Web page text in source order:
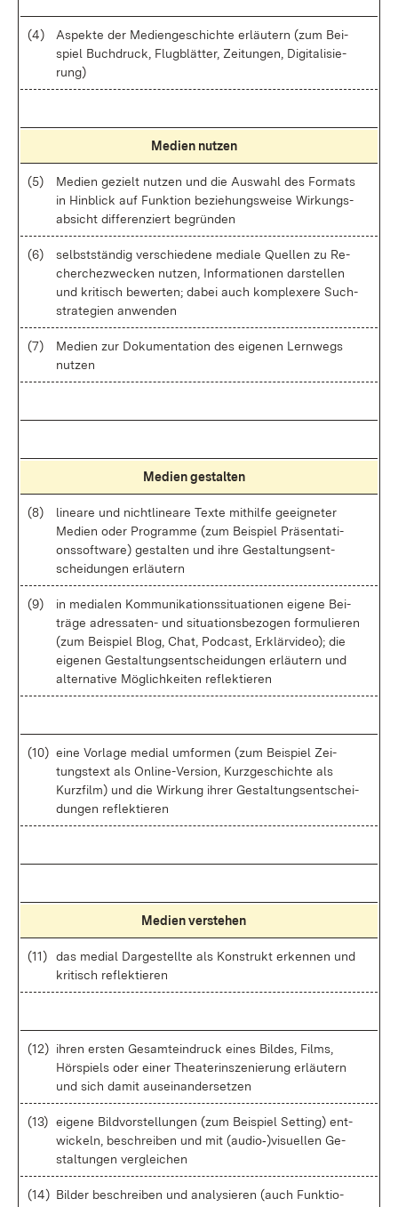
(4)
As­pek­te der Me­di­en­ge­schich­te er­läu­tern (zum Bei­
spiel Buch­druck, Flug­blät­ter, Zei­tun­gen, Di­gi­ta­li­sie­
rung)
Me­di­en nut­zen
(5)
Me­di­en ge­zielt nut­zen und die Aus­wahl des For­mats
in Hin­blick auf Funk­ti­on be­zie­hungs­wei­se Wir­kungs­
ab­sicht dif­fe­ren­ziert be­grün­den
(6)
selbst­stän­dig ver­schie­de­ne me­dia­le Quel­len zu Re­
cher­che­zwe­cken nut­zen, In­for­ma­tio­nen dar­stel­len
und kri­tisch be­wer­ten; da­bei auch kom­ple­xe­re Such­
stra­te­gi­en an­wen­den
(7)
Me­di­en zur Do­ku­men­ta­ti­on des ei­ge­nen Lern­wegs
nut­zen
Me­di­en ge­stal­ten
(8)
li­nea­re und nicht­li­nea­re Tex­te mit­hil­fe ge­eig­ne­ter
Me­di­en oder Pro­gram­me (zum Bei­spiel Prä­sen­ta­ti­
ons­soft­ware) ge­stal­ten und ih­re Ge­stal­tungs­ent­
schei­dun­gen er­läu­tern
(9)
in me­dia­len Kom­mu­ni­ka­ti­ons­si­tua­tio­nen ei­ge­ne Bei­
trä­ge adres­sa­ten- und si­tua­ti­ons­be­zo­gen for­mu­lie­ren
(zum Bei­spiel Blog, Chat, Pod­cast, Er­klär­vi­deo); die
ei­ge­nen Ge­stal­tungs­ent­schei­dun­gen er­läu­tern und
al­ter­na­ti­ve Mög­lich­kei­ten re­flek­tie­ren
(10) ei­ne Vor­la­ge me­di­al um­for­men (zum Bei­spiel Zei­
tungs­text als On­line-Ver­si­on, Kurz­ge­schich­te als
Kurz­film) und die Wir­kung ih­rer Ge­stal­tungs­ent­schei­
dun­gen re­flek­tie­ren
Me­di­en ver­ste­hen
(11)
das me­di­al Dar­ge­stell­te als Kon­strukt er­ken­nen und
kri­tisch re­flek­tie­ren
(12) ih­ren ers­ten Ge­samt­ein­druck ei­nes Bil­des, Films,
Hör­spiels oder ei­ner Thea­ter­in­sze­nie­rung er­läu­tern
und sich da­mit aus­ein­an­der­set­zen
(13) ei­ge­ne Bild­vor­stel­lun­gen (zum Bei­spiel Set­ting) ent­
wi­ckeln, be­schrei­ben und mit (au­di­o‑)vi­su­el­len Ge­
stal­tun­gen ver­glei­chen
(14) Bil­der be­schrei­ben und ana­ly­sie­ren (auch Funk­tio­